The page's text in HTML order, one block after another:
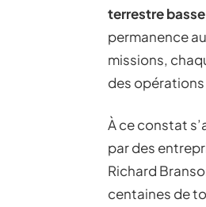
terrestre basse
permanence
missions,
des opérations
À ce constat
par des
Richard
centaines de